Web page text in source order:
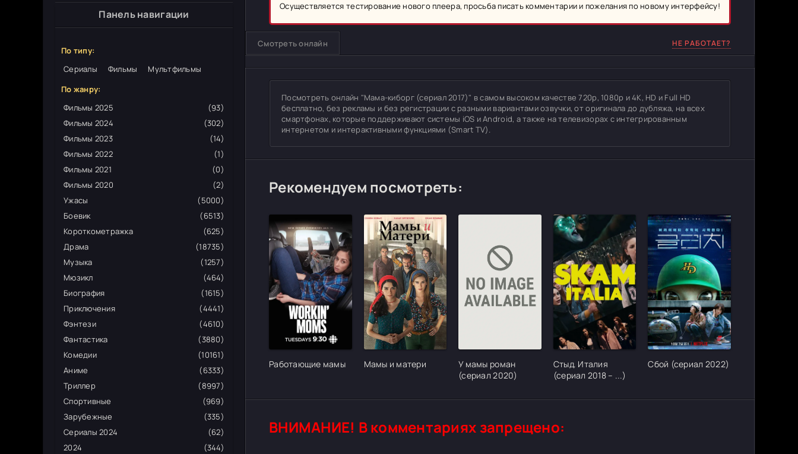
Панель навигации
По типу:
Сериалы
Фильмы
Мультфильмы
По жанру:
Фильмы 2025
(93)
Фильмы 2024
(302)
Фильмы 2023
(14)
Фильмы 2022
(1)
Фильмы 2021
(0)
Фильмы 2020
(2)
Ужасы
(5000)
Боевик
(6513)
Короткометражка
(625)
Драма
(18735)
Музыка
(1257)
Мюзикл
(464)
Биография
(1615)
Приключения
(4441)
Фэнтези
(4610)
Фантастика
(3880)
Комедии
(10161)
Аниме
(6333)
Триллер
(8997)
Спортивные
(969)
Зарубежные
(335)
Сериалы 2024
(62)
2024
(344)
Осуществляется тестирование нового плеера, просьба писать комментарии и пожелания по новому интерфейсу!
Смотреть онлайн НЕ РАБОТАЕТ?
Посмотреть онлайн "Мама-киборг (сериал 2017)" в самом высоком качестве 720p, 1080p и 4K, HD и Full HD
бесплатно, без рекламы и без регистрации с разными вариантами озвучки, от оригинала до дубляжа, на всех
смартфонах, которые поддерживают системы iOS и Android, а также на телевизорах с интегрированным
интернетом и интерактивными функциями (Smart TV).
Рекомендуем посмотреть:
[/xfgiven_cvh_poster_urlcvh_poster_url]
Работающие мамы
[/xfgiven_cvh_poster_urlcvh_poster_url]
Мамы и матери
[/xfgiven_cvh_poster_urlcvh_poster_url]
У мамы роман
(сериал 2020)
[/xfgiven_cvh_poster_urlcvh_poster_url]
Стыд. Италия
(сериал 2018 – ...)
[/
Сбой (сериал 2022)
ВНИМАНИЕ! В комментариях запрещено: